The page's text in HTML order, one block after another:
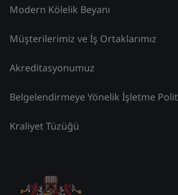
Modern Kölelik Beyanı
Müşterilerimiz ve İş Ortaklarımız
Akreditasyonumuz
Belgelendirmeye Yönelik İşletme
Kraliyet Tüzüğü